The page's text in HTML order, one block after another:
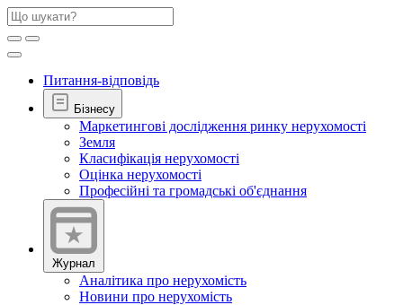
Питання-відповідь
Бізнесу
Маркетингові дослідження ринку нерухомості
Земля
Класифікація нерухомості
Оцінка нерухомості
Професійні та громадські об'єднання
Журнал
Аналітика про нерухомість
Новини про нерухомість